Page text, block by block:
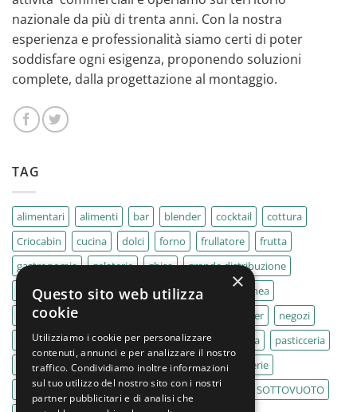
nazionale da più di trenta anni. Con la nostra
esperienza e professionalità siamo certi di poter
soddisfare ogni esigenza, proponendo soluzioni
complete, dalla progettazione al montaggio.
TAG
alimentari alimenti bar blender cocktail
cottura
Criocabin
cucina dolci forno frullatore
frutta
gastronomia
gelaterie ghisa
grande distribuzione
IMPASTATRICE
impastatrici kebab
La Felsinea
MACELLERIA
mixer
negozi
Outlet
pane panifici panificio paninoteca
pasticceria
pasticcerie
pescherie pizza pizzeria
pizzerie
PLANETARIA
pub ristoranti ristorazione
SOTTOVUOTO
×
Questo sito web utilizza
cookie
Utilizziamo i cookie per personalizzare
contenuti, annunci e per analizzare il nostro
traffico. Condividiamo inoltre informazioni
sul tuo utilizzo del nostro sito con i nostri
partner pubblicitari e di analisi che